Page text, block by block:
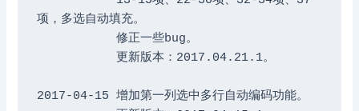
项，多选自动填充。
2017-04-15 增加第一列选中多行自动编码功能。